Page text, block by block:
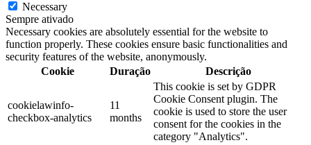
Necessary
Sempre ativado
Necessary cookies are absolutely essential for the website to
function properly. These cookies ensure basic functionalities and
security features of the website, anonymously.
Cookie
Duração Descrição
cookielawinfo-
checkbox-analytics
11
months
This cookie is set by GDPR
Cookie Consent plugin. The
cookie is used to store the user
consent for the cookies in the
category "Analytics".